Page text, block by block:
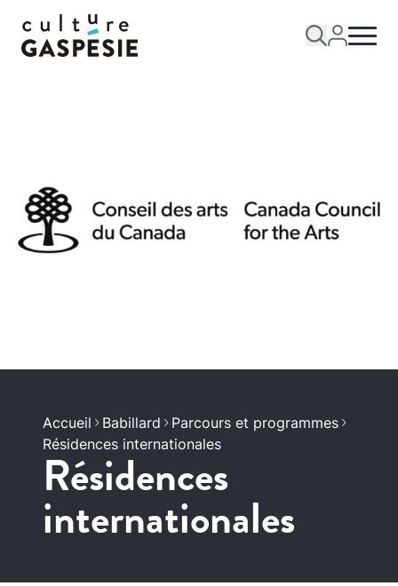
Accueil Babillard
Parcours et programmes
Résidences internationales
Résidences
internationales